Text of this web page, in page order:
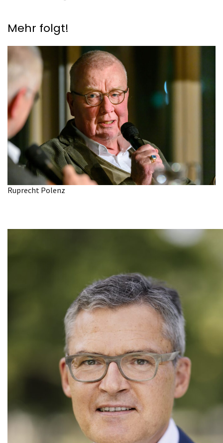
Mehr folgt!
Ruprecht Polenz